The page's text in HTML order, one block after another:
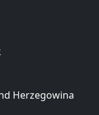
Herzegowina